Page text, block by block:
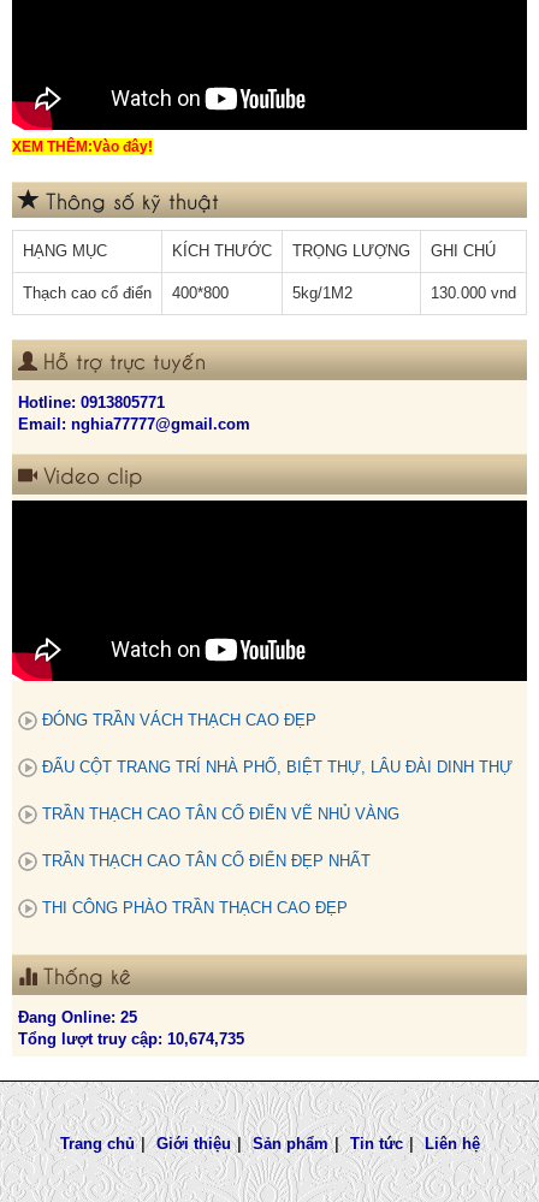
XEM THÊM:Vào đây!
Thông số kỹ thuật
HẠNG MỤC KÍCH THƯỚC TRỌNG LƯỢNG GHI CHÚ
Thạch cao cổ điển 400*800 5kg/1M2 130.000 vnd
Hỗ trợ trực tuyến
Hotline: 0913805771
Email: nghia77777@gmail.com
Video clip
ĐÓNG TRẦN VÁCH THẠCH CAO ĐẸP
ĐẤU CỘT TRANG TRÍ NHÀ PHỐ, BIỆT THỰ, LÂU ĐÀI DINH THỰ
TRẦN THẠCH CAO TÂN CỔ ĐIỂN VẼ NHỦ VÀNG
TRẦN THẠCH CAO TÂN CỔ ĐIỂN ĐẸP NHẤT
THI CÔNG PHÀO TRẦN THẠCH CAO ĐẸP
Thống kê
Đang Online: 25
Tổng lượt truy cập: 10,674,735
Trang chủ | Giới thiệu | Sản phẩm | Tin tức | Liên hệ